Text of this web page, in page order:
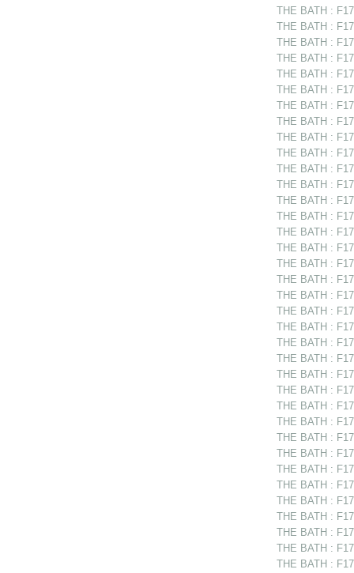
THE BATH :
THE BATH :
THE BATH :
THE BATH :
THE BATH :
THE BATH :
THE BATH :
THE BATH :
THE BATH :
THE BATH :
THE BATH :
THE BATH :
THE BATH :
THE BATH :
THE BATH :
THE BATH :
THE BATH :
THE BATH :
THE BATH :
THE BATH :
THE BATH :
THE BATH :
THE BATH :
THE BATH :
THE BATH :
THE BATH :
THE BATH :
THE BATH :
THE BATH :
THE BATH :
THE BATH :
THE BATH :
THE BATH :
THE BATH :
THE BATH :
THE BATH :